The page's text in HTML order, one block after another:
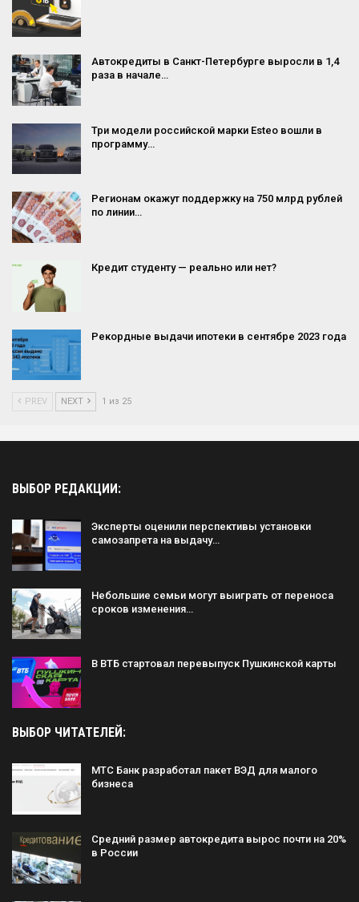
Автокредиты в Санкт-Петербурге выросли в 1,4
раза в начале…
Три модели российской марки Esteo вошли в
программу…
Регионам окажут поддержку на 750 млрд рублей
по линии…
Кредит студенту — реально или нет?
Рекордные выдачи ипотеки в сентябре 2023 года
PREV NEXT 1 из 25
ВЫБОР РЕДАКЦИИ:
Эксперты оценили перспективы установки
самозапрета на выдачу…
Небольшие семьи могут выиграть от переноса
сроков изменения…
В ВТБ стартовал перевыпуск Пушкинской карты
ВЫБОР ЧИТАТЕЛЕЙ:
МТС Банк разработал пакет ВЭД для малого
бизнеса
Средний размер автокредита вырос почти на 20%
в России